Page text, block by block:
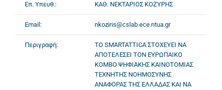
Επ. Υπευθ.: ΚΑΘ. ΝΕΚΤΑΡΙΟΣ ΚΟΖΥΡΗΣ
Email: nkoziris@cslab.ece.ntua.gr
Περιγραφή:
ΤΟ SMARTATTICA ΣΤΟΧΕΥΕΙ ΝΑ
ΑΠΟΤΕΛΕΣΕΙ ΤΟΝ ΕΥΡΩΠΑΙΚΟ
ΚΟΜΒΟ ΨΗΦΙΑΚΗΣ ΚΑΙΝΟΤΟΜΙΑΣ
ΤΕΧΝΗΤΗΣ ΝΟΗΜΟΣΥΝΗΣ
ΑΝΑΦΟΡΑΣ ΤΗΣ ΕΛΛΑΔΑΣ ΚΑΙ ΝΑ